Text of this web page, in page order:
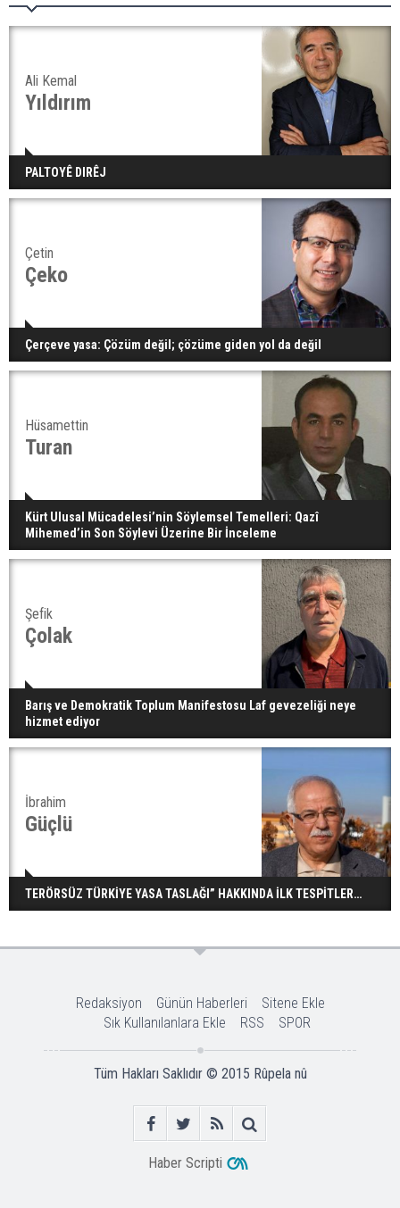
Ali Kemal
Yıldırım
PALTOYÊ DIRÊJ
Çetin
Çeko
Çerçeve yasa: Çözüm değil; çözüme giden yol da değil
Hüsamettin
Turan
Kürt Ulusal Mücadelesi’nin Söylemsel Temelleri: Qazî
Mihemed’in Son Söylevi Üzerine Bir İnceleme
Şefik
Çolak
Barış ve Demokratik Toplum Manifestosu Laf gevezeliği neye
hizmet ediyor
İbrahim
Güçlü
TERÖRSÜZ TÜRKİYE YASA TASLAĞI” HAKKINDA İLK TESPİTLER…
Redaksiyon Günün Haberleri
Sitene Ekle
Sık Kullanılanlara Ekle
RSS SPOR
Tüm Hakları Saklıdır © 2015 Rûpela nû
Haber Scripti